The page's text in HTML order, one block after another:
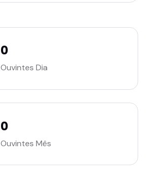
0
Ouvintes Dia
0
Ouvintes Mês